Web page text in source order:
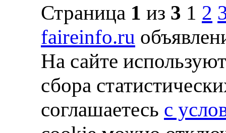
Страница 1 из 3 1 2
faireinfo.ru
На сайте
сбора
соглашаетесь с